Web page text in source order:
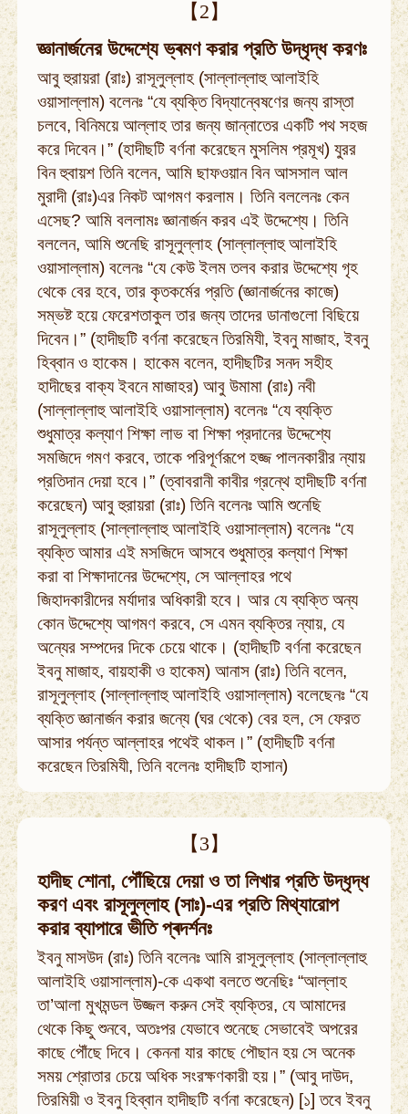
【2】
জ্ঞানার্জনের উদ্দেশ্যে ভ্ৰমণ করার প্রতি উদ্ধৃদ্ধ করণঃ
আবু হুরায়রা (রাঃ) রাসূলুল্লাহ (সাল্লাল্লাহু আলাইহি
ওয়াসাল্লাম) বলেনঃ “যে ব্যক্তি বিদ্যান্বেষণের জন্য রাস্তা
চলবে, বিনিময়ে আল্লাহ তার জন্য জান্নাতের একটি পথ সহজ
করে দিবেন।” (হাদীছটি বর্ণনা করেছেন মুসলিম প্রমূখ) যুরর
বিন হুবায়শ তিনি বলেন, আমি ছাফওয়ান বিন আসসাল আল
মুরাদী (রাঃ)এর নিকট আগমণ করলাম। তিনি বললেনঃ কেন
এসেছ? আমি বললামঃ জ্ঞানার্জন করব এই উদ্দেশ্যে। তিনি
বললেন, আমি শুনেছি রাসূলুল্লাহ (সাল্লাল্লাহু আলাইহি
ওয়াসাল্লাম) বলেনঃ “যে কেউ ইলম তলব করার উদ্দেশ্যে গৃহ
থেকে বের হবে, তার কৃতকর্মের প্রতি (জ্ঞানার্জনের কাজে)
সম্ভষ্ট হয়ে ফেরেশতাকুল তার জন্য তাদের ডানাগুলো বিছিয়ে
দিবেন।” (হাদীছটি বর্ণনা করেছেন তিরমিযী, ইবনু মাজাহ, ইবনু
হিব্বান ও হাকেম। হাকেম বলেন, হাদীছটির সনদ সহীহ
হাদীছের বাক্য ইবনে মাজাহর) আবু উমামা (রাঃ) নবী
(সাল্লাল্লাহু আলাইহি ওয়াসাল্লাম) বলেনঃ “যে ব্যক্তি
শুধুমাত্র কল্যাণ শিক্ষা লাভ বা শিক্ষা প্রদানের উদ্দেশ্যে
সমজিদে গমণ করবে, তাকে পরিপূর্ণরূপে হজ্জ পালনকারীর ন্যায়
প্রতিদান দেয়া হবে।” (ত্বাবরানী কাবীর গ্রন্থে হাদীছটি বর্ণনা
করেছেন) আবু হুরায়রা (রাঃ) তিনি বলেনঃ আমি শুনেছি
রাসূলুল্লাহ (সাল্লাল্লাহু আলাইহি ওয়াসাল্লাম) বলেনঃ “যে
ব্যক্তি আমার এই মসজিদে আসবে শুধুমাত্র কল্যাণ শিক্ষা
করা বা শিক্ষাদানের উদ্দেশ্যে, সে আল্লাহর পথে
জিহাদকারীদের মর্যাদার অধিকারী হবে। আর যে ব্যক্তি অন্য
কোন উদ্দেশ্যে আগমণ করবে, সে এমন ব্যক্তির ন্যায়, যে
অন্যের সম্পদের দিকে চেয়ে থাকে। (হাদীছটি বর্ণনা করেছেন
ইবনু মাজাহ, বায়হাকী ও হাকেম) আনাস (রাঃ) তিনি বলেন,
রাসূলুল্লাহ (সাল্লাল্লাহু আলাইহি ওয়াসাল্লাম) বলেছেনঃ “যে
ব্যক্তি জ্ঞানার্জন করার জন্যে (ঘর থেকে) বের হল, সে ফেরত
আসার পর্যন্ত আল্লাহর পথেই থাকল।” (হাদীছটি বর্ণনা
করেছেন তিরমিযী, তিনি বলেনঃ হাদীছটি হাসান)
【3】
হাদীছ শোনা, পৌঁছিয়ে দেয়া ও তা লিখার প্রতি উদ্ধৃদ্ধ
করণ এবং রাসূলুল্লাহ (সাঃ)-এর প্রতি মিথ্যারোপ
করার ব্যাপারে ভীতি প্ৰদৰ্শনঃ
ইবনু মাসউদ (রাঃ) তিনি বলেনঃ আমি রাসূলুল্লাহ (সাল্লাল্লাহু
আলাইহি ওয়াসাল্লাম)-কে একথা বলতে শুনেছিঃ “আল্লাহ
তা’আলা মুখমন্ডল উজ্জল করুন সেই ব্যক্তির, যে আমাদের
থেকে কিছু শুনবে, অতঃপর যেভাবে শুনেছে সেভাবেই অপরের
কাছে পৌঁছে দিবে। কেননা যার কাছে পৌছান হয় সে অনেক
সময় শ্রোতার চেয়ে অধিক সংরক্ষণকারী হয়।” (আবু দাউদ,
তিরমিয়ী ও ইবনু হিব্বান হাদীছটি বর্ণনা করেছেন) [১] তবে ইবনু